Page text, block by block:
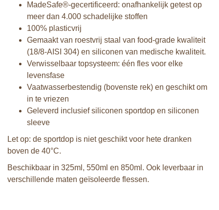
MadeSafe®-gecertificeerd: onafhankelijk getest op
meer dan 4.000 schadelijke stoffen
100% plasticvrij
Gemaakt van roestvrij staal van food-grade kwaliteit
(18/8-AISI 304) en siliconen van medische kwaliteit.
Verwisselbaar topsysteem: één fles voor elke
levensfase
Vaatwasserbestendig (bovenste rek) en geschikt om
in te vriezen
Geleverd inclusief siliconen sportdop en siliconen
sleeve
Let op: de sportdop is niet geschikt voor hete dranken
boven de 40°C.
Beschikbaar in 325ml, 550ml en 850ml. Ook leverbaar in
verschillende maten geïsoleerde flessen.